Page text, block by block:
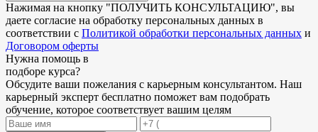
Нажимая на кнопку "ПОЛУЧИТЬ КОНСУЛЬТАЦИЮ", вы
даете согласие на обработку персональных данных в
соответствии с Политикой обработки персональных данных и
Договором оферты
Нужна помощь в
подборе курса?
Обсудите ваши пожелания с карьерным консультантом. Наш
карьерный эксперт бесплатно поможет вам подобрать
обучение, которое соответствует вашим целям